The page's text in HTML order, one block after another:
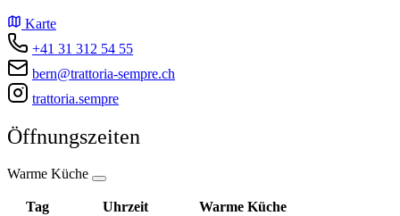
Karte
+41 31 312 54 55
bern@trattoria-sempre.ch
trattoria.sempre
Öffnungszeiten
Warme Küche
Tag Uhrzeit Warme Küche